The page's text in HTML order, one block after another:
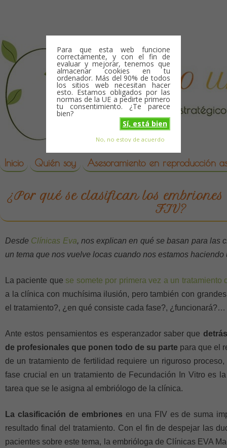
Para que esta web funcione
correctamente, y con el fin de
evaluar y mejorar, tenemos que
almacenar cookies en tu
ordenador. Más del 90% de todos
los sitios web necesitan hacer
esto. Estamos obligados por las
normas de la UE a pedirte primero
tu consentimiento. ¿Te parece
bien?
Sí, está bien
No, no estoy de acuerdo
reproduccion asistida
Skip to content
Inicio Quién soy Asesoramiento en reproducción
¿Por qué se clasifican los
FIV?
Desde Clínicas Eva, nos explican en qué se basan para las
un tema que nos vuelve locas cuando nos estamos
La paciente que se somete por primera vez a un tratamiento
a la clínica con muchísima ilusión, pero también con
el tratamiento?, ¿en qué consiste cada fase?, ¿funcionará?…
Ante estos pensamientos es esperanzador saber que
de profesionales que ponen todo de su parte para que el
de un tratamiento de fertilidad requiere un riguroso
fase crucial en un tratamiento de Fecundación In Vitro es
tarea que se le asigna al embriólogo de la clínica.
La clasificación de embriones en una FIV es de suma
resultado final del tratamiento. Con el fin de despejar las
pacientes sobre este tema, la embrióloga de Clínicas EVA